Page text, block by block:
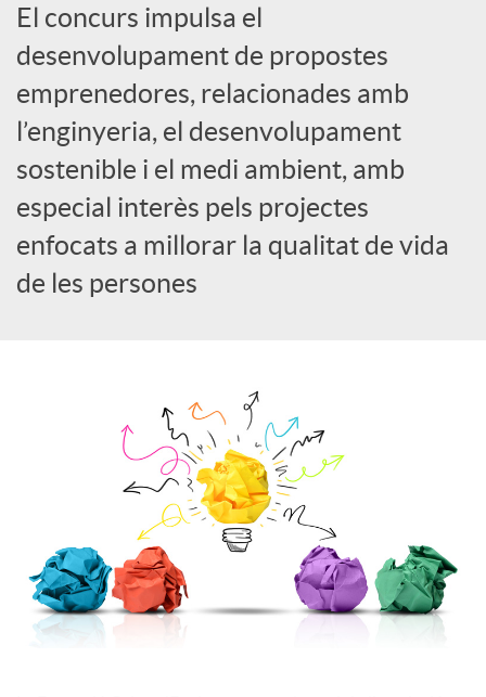
S
o
c
i
a
El concurs impulsa el
desenvolupament de propostes
emprenedores, relacionades amb
l’enginyeria, el desenvolupament
sostenible i el medi ambient, amb
especial interès pels projectes
enfocats a millorar la qualitat de vida
de les persones